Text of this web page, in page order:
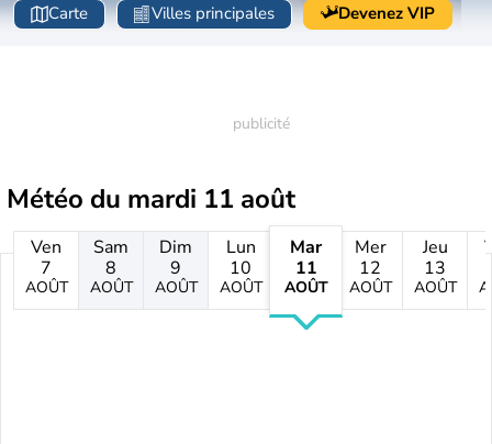
Carte Villes principales Devenez VIP
Météo du mardi 11 août
Ven
7
AOÛT
Sam
8
AOÛT
Dim
9
AOÛT
Lun
10
AOÛT
Mar
11
AOÛT
Mer
12
AOÛT
Jeu
13
AOÛT